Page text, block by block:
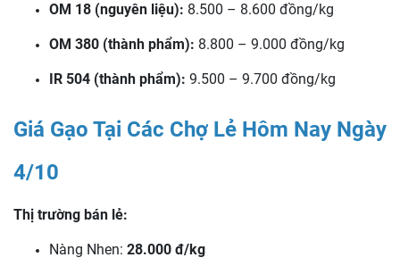
OM 18 (nguyên liệu): 8.500 – 8.600 đồng/kg
OM 380 (thành phẩm): 8.800 – 9.000 đồng/kg
IR 504 (thành phẩm): 9.500 – 9.700 đồng/kg
Giá Gạo Tại Các Chợ Lẻ Hôm Nay Ngày
4/10
Thị trường bán lẻ:
Nàng Nhen: 28.000 đ/kg